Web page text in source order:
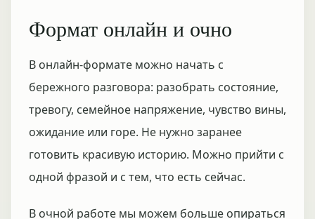
Формат онлайн и очно
В онлайн-формате можно начать с
бережного разговора: разобрать состояние,
тревогу, семейное напряжение, чувство вины,
ожидание или горе. Не нужно заранее
готовить красивую историю. Можно прийти с
одной фразой и с тем, что есть сейчас.
В очной работе мы можем больше опираться